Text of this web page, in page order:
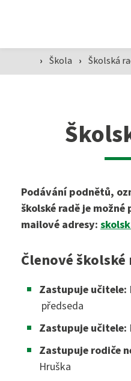
SZŠ
Praktická sestra
Nutriční asistent
VOŠZ
Přijímací zkoušky ›
Absolutoria ›
Praxe ›
Kontakty
Instagram
› Škola › Školská
Podávání podnětů,
školské radě je
mailové adresy:
Členové školské
Zastupuje učitele:
předseda
Zastupuje učitele:
Zastupuje rodiče
Hruška